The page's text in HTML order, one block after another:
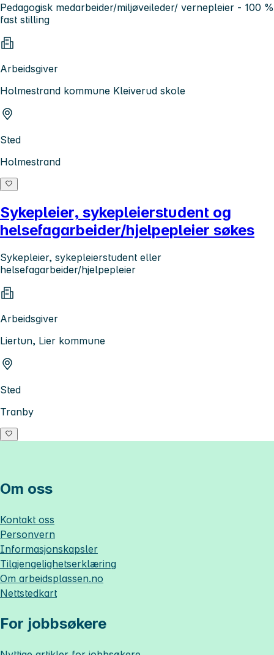
Pedagogisk medarbeider/miljøveileder/ vernepleier - 100 %
fast stilling
Arbeidsgiver
Holmestrand kommune Kleiverud skole
Sted
Holmestrand
Sykepleier, sykepleierstudent og
helsefagarbeider/hjelpepleier søkes
Sykepleier, sykepleierstudent eller
helsefagarbeider/hjelpepleier
Arbeidsgiver
Liertun, Lier kommune
Sted
Tranby
Om oss
Kontakt oss
Personvern
Informasjonskapsler
Tilgjengelighetserklæring
Om arbeidsplassen.no
Nettstedkart
For jobbsøkere